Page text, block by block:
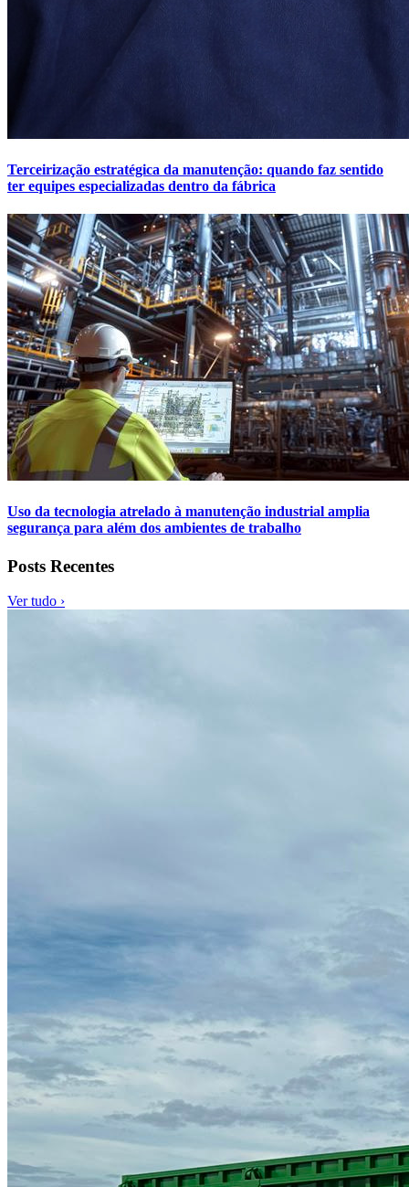
Terceirização estratégica da manutenção: quando faz sentido
ter equipes especializadas dentro da fábrica
Uso da tecnologia atrelado à manutenção industrial amplia
segurança para além dos ambientes de trabalho
Posts Recentes
Ver tudo ›